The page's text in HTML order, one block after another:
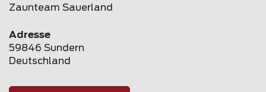
Zaunteam Sauerland
Adresse
59846 Sundern
Deutschland